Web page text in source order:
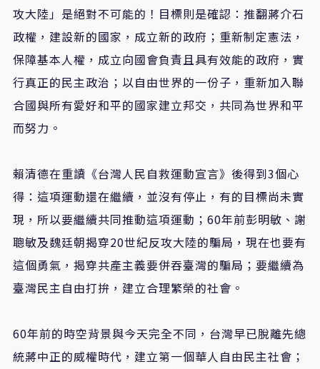
攻大陸」是絕對不可能的！目標則是確認：推翻蔣介石
政權，建設新的國家，成立新的政府；重新制定憲法，
保障基本人權，成立向國會負責且具有效能的政府，實
行真正的民主政治；以自由世界的一份子，重新加入聯
合國與所有愛好和平的國家建立邦交，共同為世界和平
而努力。
賴清德在重讀《台灣人民自救運動宣言》後得到3個心
得：這項運動還在繼續，並沒有停止，有的目標尚未實
現，所以要繼續共同推動這項運動；60年前彭明敏、謝
聰敏及魏廷朝揭穿20世紀反攻大陸的騙局，現在也要有
這個勇氣，揭穿共產主義要併吞臺灣的騙局；要繼續為
臺灣民主自由打拚，建立合理繁榮的社會。
60年前的時空背景與今天完全不同，台灣早已脫離先總
統蔣中正的威權時代，建立第一個華人自由民主社會；